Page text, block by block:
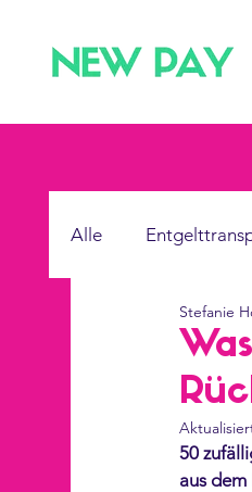
Alle
Gemeinwohl
Stefanie
50
aus